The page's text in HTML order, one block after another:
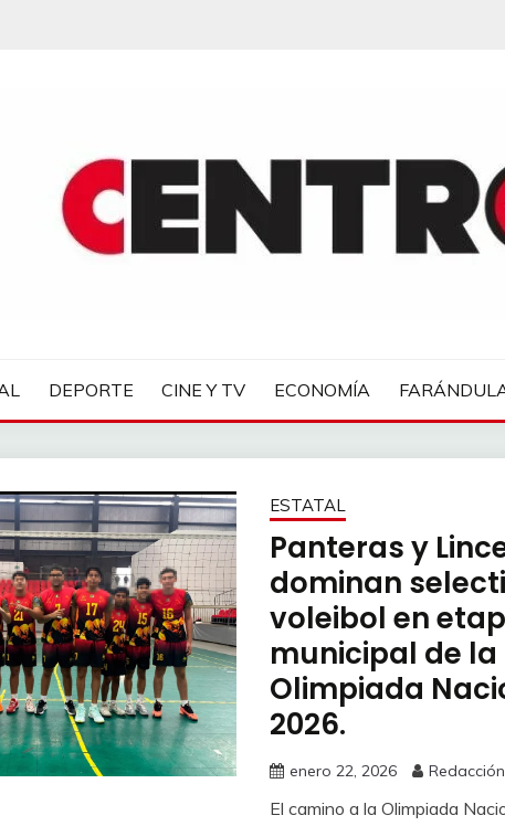
DEPORTE CINE Y TV ECONOMÍA
ESTATAL
Panteras y
dominan
voleibol en
municipal de la
Olimpiada
2026.
enero 22, 2026 Redacción
El camino a la Olimpiada